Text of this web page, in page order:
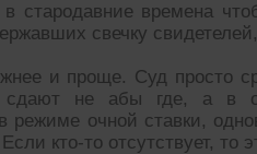
стародавние времена
свечку
и проще. Суд просто
не абы где, а в
очной ставки,
кто-то отсутствует, то